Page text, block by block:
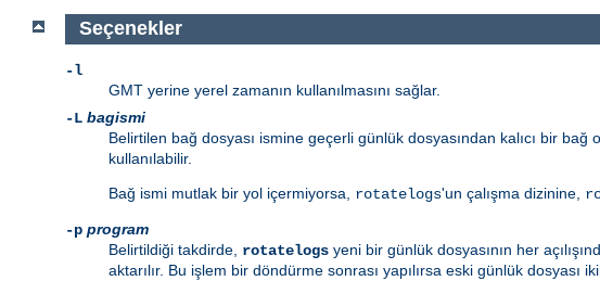
Seçenekler
-l
GMT yerine yerel zamanın kullanılmasını sağlar.
-L bagismi
Belirtilen bağ dosyası ismine geçerli günlük dosyasından kalıcı bir bağ
kullanılabilir.
Bağ ismi mutlak bir yol içermiyorsa, rotatelogs'un çalışma dizinine,
-p program
Belirtildiği takdirde, rotatelogs yeni bir günlük dosyasının her
aktarılır. Bu işlem bir döndürme sonrası yapılırsa eski günlük dosyası